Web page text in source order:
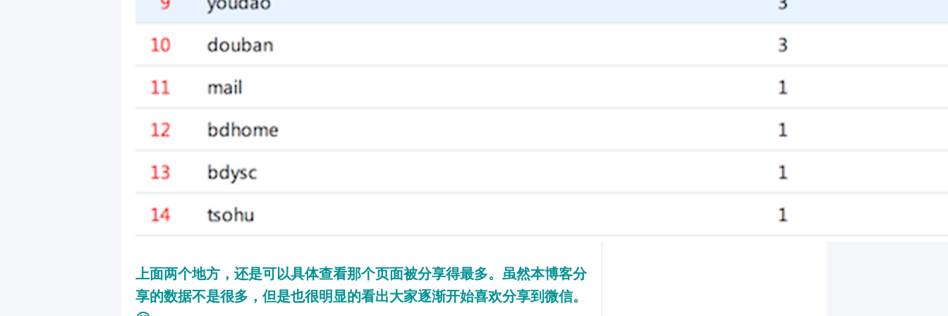
上面两个地方，还是可以具体查看那个页面被分享得最多。虽然本博客分
享的数据不是很多，但是也很明显的看出大家逐渐开始喜欢分享到微信。